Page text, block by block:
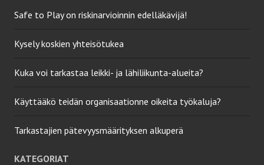
Safe to Play on riskinarvioinnin edelläkävijä!
Kysely koskien yhteisötukea
Kuka voi tarkastaa leikki- ja lähiliikunta-alueita?
Käyttääkö teidän organisaationne oikeita työkaluja?
Tarkastajien pätevyysmäärityksen alkuperä
KATEGORIAT